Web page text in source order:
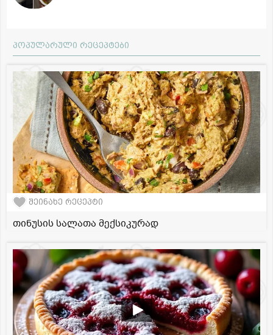
პოპულარული რეცეპტები
შეინახე რეცეპტი
თინუსის სალათა მექსიკურად